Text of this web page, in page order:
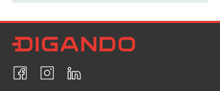
FacebookInstagram
Ich bestätige, dass ich die
Datenschutzrichtlinien
personenbezogenen Daten einverstanden.